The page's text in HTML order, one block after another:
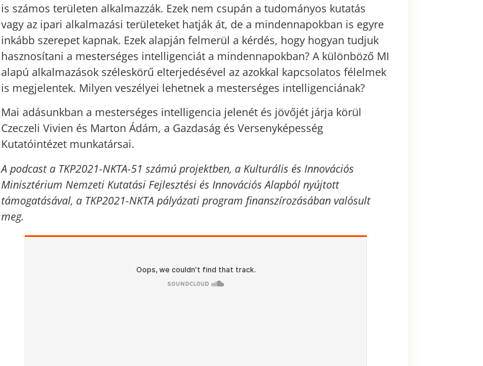
is számos területen alkalmazzák. Ezek nem csupán a tudományos kutatás
vagy az ipari alkalmazási területeket hatják át, de a mindennapokban is egyre
inkább szerepet kapnak. Ezek alapján felmerül a kérdés, hogy hogyan tudjuk
hasznosítani a mesterséges intelligenciát a mindennapokban? A különböző MI
alapú alkalmazások széleskörű elterjedésével az azokkal kapcsolatos félelmek
is megjelentek. Milyen veszélyei lehetnek a mesterséges intelligenciának?
Mai adásunkban a mesterséges intelligencia jelenét és jövőjét járja körül
Czeczeli Vivien és Marton Ádám, a Gazdaság és Versenyképesség
Kutatóintézet munkatársai.
A podcast a TKP2021-NKTA-51 számú projektben, a Kulturális és Innovációs
Minisztérium Nemzeti Kutatási Fejlesztési és Innovációs Alapból nyújtott
támogatásával, a TKP2021-NKTA pályázati program finanszírozásában valósult
meg.